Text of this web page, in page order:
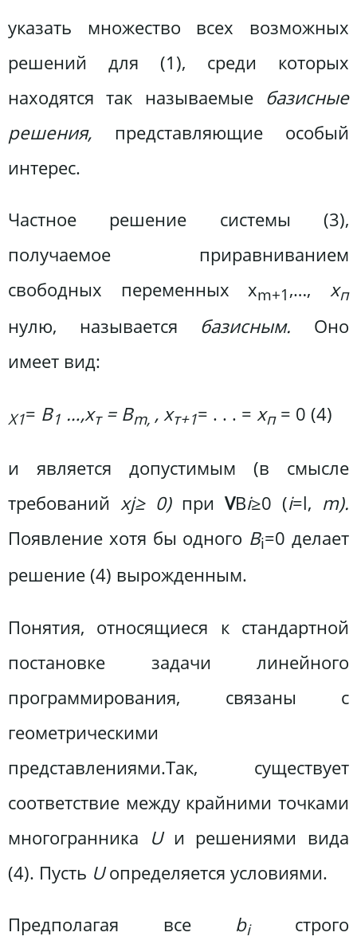
указать множество всех возможных
решений для (1), среди которых
находятся так называемые базисные
решения, представляющие особый
интерес.
Частное решение системы (3),
получаемое приравниванием
свободных переменных xm+1,…,хп
нулю, называется базисным. Оно
имеет вид:
X1= В1 …,хт= Вm, , хт+1= . . . = хп = 0 (4)
и является допустимым (в смысле
требований хj≥ 0) при VBi≥0 (i=l, m).
Появление хотя бы одного Вi=0 делает
решение (4) вырожденным.
Понятия, относящиеся к стандартной
постановке задачи линейного
программирования, связаны с
геометрическими
представлениями.Так, существует
соответствие между крайними точками
многогранника U и решениями вида
(4). Пусть Uопределяется условиями.
Предполагая все bi
строго